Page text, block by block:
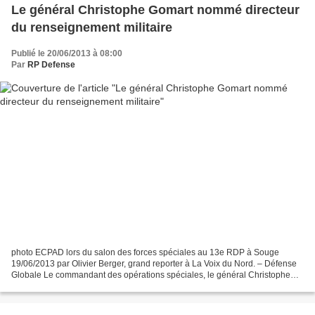
Le général Christophe Gomart nommé directeur
du renseignement militaire
Publié le 20/06/2013 à 08:00
Par RP Defense
photo ECPAD lors du salon des forces spéciales au 13e RDP à Souge
19/06/2013 par Olivier Berger, grand reporter à La Voix du Nord. – Défense
Globale Le commandant des opérations spéciales, le général Christophe